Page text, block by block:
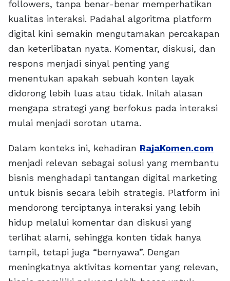
followers, tanpa benar-benar memperhatikan
kualitas interaksi. Padahal algoritma platform
digital kini semakin mengutamakan percakapan
dan keterlibatan nyata. Komentar, diskusi, dan
respons menjadi sinyal penting yang
menentukan apakah sebuah konten layak
didorong lebih luas atau tidak. Inilah alasan
mengapa strategi yang berfokus pada interaksi
mulai menjadi sorotan utama.
Dalam konteks ini, kehadiran RajaKomen.com
menjadi relevan sebagai solusi yang membantu
bisnis menghadapi tantangan digital marketing
untuk bisnis secara lebih strategis. Platform ini
mendorong terciptanya interaksi yang lebih
hidup melalui komentar dan diskusi yang
terlihat alami, sehingga konten tidak hanya
tampil, tetapi juga “bernyawa”. Dengan
meningkatnya aktivitas komentar yang relevan,